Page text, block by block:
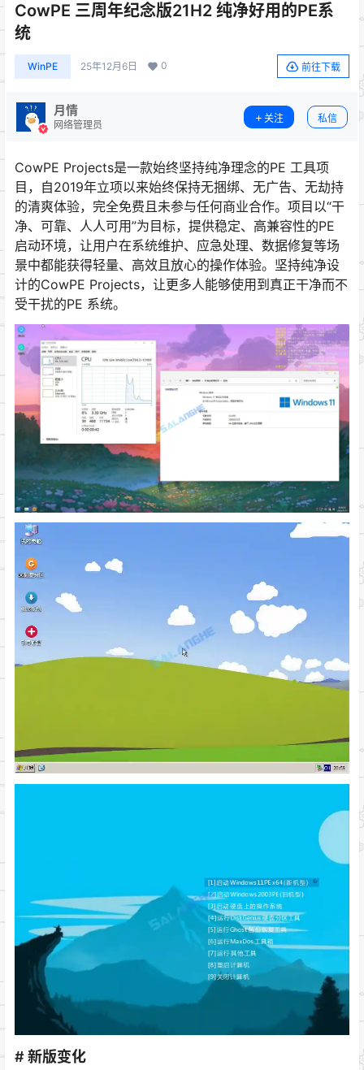
CowPE 三周年纪念版21H2 纯净好用的PE系
统
WinPE 25年12月6日 0 前往下载
月情
网络管理员
关注 私信
CowPE Projects是一款始终坚持纯净理念的PE 工具项
目，自2019年立项以来始终保持无捆绑、无广告、无劫持
的清爽体验，完全免费且未参与任何商业合作。项目以“干
净、可靠、人人可用”为目标，提供稳定、高兼容性的PE
启动环境，让用户在系统维护、应急处理、数据修复等场
景中都能获得轻量、高效且放心的操作体验。坚持纯净设
计的CowPE Projects，让更多人能够使用到真正干净而不
受干扰的PE 系统。
# 新版变化